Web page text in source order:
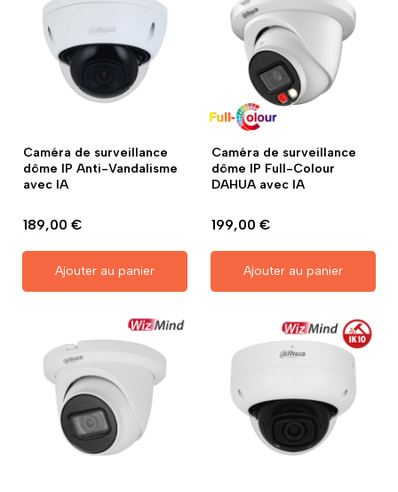
Caméra de surveillance
dôme IP Anti-Vandalisme
avec IA
189,00 €
Ajouter au panier
Caméra de surveillance
dôme IP Full-Colour
DAHUA avec IA
199,00 €
Ajouter au panier